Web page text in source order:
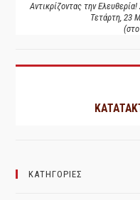
Αντικρίζοντας την
Τετάρτη, 23
ΚΑΤΗΓΟΡΙΕΣ